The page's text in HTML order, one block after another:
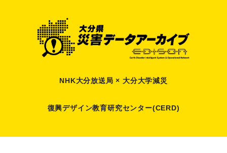
NHK大分放送局 × 大分大学減災
復興デザイン教育研究センター(CERD)